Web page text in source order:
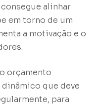
alinhar
em torno de um
a motivação e o
orçamento
que deve
para